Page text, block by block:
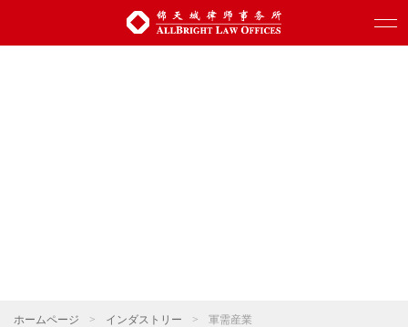
ホームページ > インダストリー > 軍需産業